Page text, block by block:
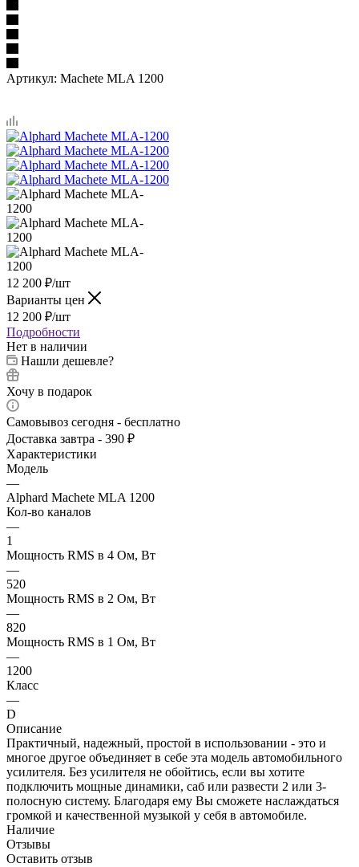
Артикул: Machete MLA 1200
12 200 ₽/шт
Варианты цен
12 200 ₽/шт
Подробности
Нет в наличии
Нашли дешевле?
Хочу в подарок
Самовывоз сегодня - бесплатно
Доставка завтра - 390 ₽
Характеристики
Модель
—
Alphard Machete MLA 1200
Кол-во каналов
—
1
Мощность RMS в 4 Ом, Вт
—
520
Мощность RMS в 2 Ом, Вт
—
820
Мощность RMS в 1 Ом, Вт
—
1200
Класс
—
D
Описание
Практичный, надежный, простой в использовании - это и
многое другое объединяет в себе эта модель автомобильного
усилителя. Без усилителя не обойтись, если вы хотите
подключить мощные динамики, саб или развести 2 или 3-
полосную систему. Благодаря ему Вы сможете наслаждаться
громкой и качественной музыкой у себя в автомобиле.
Наличие
Отзывы
Оставить отзыв